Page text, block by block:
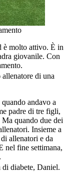
è molto attivo. È in
giovanile. Con
di una
andavo a
padre di tre figli,
Ma quando due dei
Insieme a
allenatori e da
nel fine settimana,
di diabete, Daniel.